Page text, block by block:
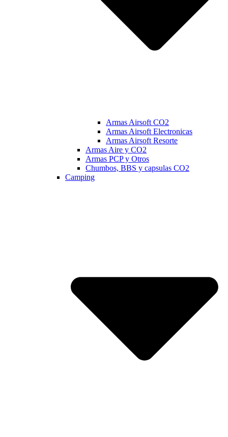
Armas Airsoft CO2
Armas Airsoft Electronicas
Armas Airsoft Resorte
Armas Aire y CO2
Armas PCP y Otros
Chumbos, BBS y capsulas CO2
Camping